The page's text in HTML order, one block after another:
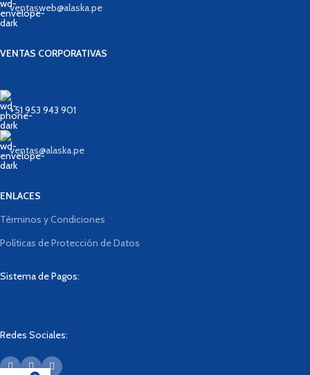
ventasweb@alaska.pe
VENTAS CORPORATIVAS
+51 953 943 901
ventas@alaska.pe
ENLACES
Términos y Condiciones
Políticas de Protección de Datos
Sistema de Pagos:
Redes Sociales: